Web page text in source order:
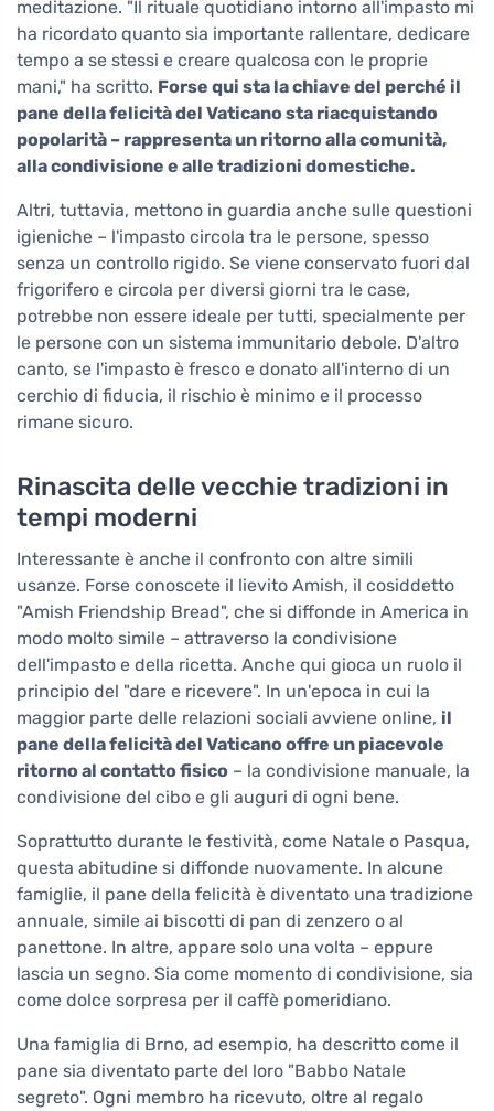
meditazione. "Il rituale quotidiano intorno all'impasto mi
ha ricordato quanto sia importante rallentare, dedicare
tempo a se stessi e creare qualcosa con le proprie
mani," ha scritto. Forse qui sta la chiave del perché il
pane della felicità del Vaticano sta riacquistando
popolarità – rappresenta un ritorno alla comunità,
alla condivisione e alle tradizioni domestiche.
Altri, tuttavia, mettono in guardia anche sulle questioni
igieniche – l'impasto circola tra le persone, spesso
senza un controllo rigido. Se viene conservato fuori dal
frigorifero e circola per diversi giorni tra le case,
potrebbe non essere ideale per tutti, specialmente per
le persone con un sistema immunitario debole. D'altro
canto, se l'impasto è fresco e donato all'interno di un
cerchio di fiducia, il rischio è minimo e il processo
rimane sicuro.
Rinascita delle vecchie tradizioni in
tempi moderni
Interessante è anche il confronto con altre simili
usanze. Forse conoscete il lievito Amish, il cosiddetto
"Amish Friendship Bread", che si diffonde in America in
modo molto simile – attraverso la condivisione
dell'impasto e della ricetta. Anche qui gioca un ruolo il
principio del "dare e ricevere". In un'epoca in cui la
maggior parte delle relazioni sociali avviene online, il
pane della felicità del Vaticano offre un piacevole
ritorno al contatto fisico – la condivisione manuale, la
condivisione del cibo e gli auguri di ogni bene.
Soprattutto durante le festività, come Natale o Pasqua,
questa abitudine si diffonde nuovamente. In alcune
famiglie, il pane della felicità è diventato una tradizione
annuale, simile ai biscotti di pan di zenzero o al
panettone. In altre, appare solo una volta – eppure
lascia un segno. Sia come momento di condivisione, sia
come dolce sorpresa per il caffè pomeridiano.
Una famiglia di Brno, ad esempio, ha descritto come il
pane sia diventato parte del loro "Babbo Natale
segreto". Ogni membro ha ricevuto, oltre al regalo